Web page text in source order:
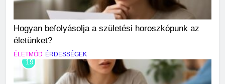
Hogyan befolyásolja a születési horoszkópunk az
életünket?
ÉLETMÓD ÉRDESSÉGEK
19